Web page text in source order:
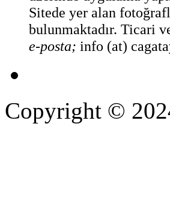
Sitede yer alan
bulunmaktadır. Ticari
e-posta; info (at)
Copyright ©